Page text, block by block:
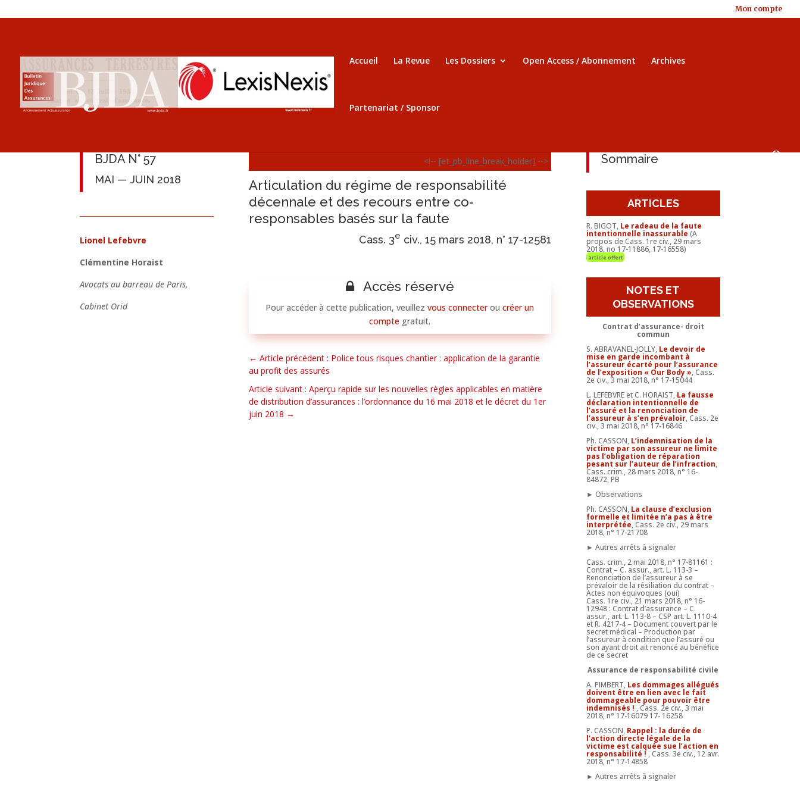
Mon compte
Accueil La Revue Les Dossiers Open Access / Abonnement Archives
Partenariat / Sponsor
BJDA N° 57
MAI — JUIN 2018
Lionel Lefebvre
Clémentine Horaist
Avocats au barreau de Paris,
Cabinet Orid
<!-- [et_pb_line_break_holder] -->
Articulation du régime de responsabilité
décennale et des recours entre co-
responsables basés sur la faute
Cass. 3e civ., 15 mars 2018, n° 17-12581
Accès réservé
Pour accéder à cette publication, veuillezvous connecteroucréer un
compte gratuit.
← Article précédent : Police tous risques chantier : application de la garantie
au profit des assurés
Article suivant : Aperçu rapide sur les nouvelles règles applicables en matière
de distribution d’assurances : l’ordonnance du 16 mai 2018 et le décret du 1er
juin 2018 →
Sommaire
ARTICLES
R. BIGOT, Le radeau de la faute
intentionnelle inassurable (A
propos de Cass. 1re civ., 29 mars
2018, no 17-11886, 17-16558)
article offert
NOTES ET
OBSERVATIONS
Contrat d’assurance- droit
commun
S. ABRAVANEL-JOLLY, Le devoir de
mise en garde incombant à
l’assureur écarté pour l’assurance
de l’exposition « Our Body », Cass.
2e civ., 3 mai 2018, n° 17-15044
L. LEFEBVRE et C. HORAIST, La fausse
déclaration intentionnelle de
l’assuré et la renonciation de
l’assureur à s’en prévaloir, Cass. 2e
civ., 3 mai 2018, n° 17-16846
Ph. CASSON, L’indemnisation de la
victime par son assureur ne limite
pas l’obligation de réparation
pesant sur l’auteur de l’infraction,
Cass. crim., 28 mars 2018, n° 16-
84872, PB
► Observations
Ph. CASSON, La clause d’exclusion
formelle et limitée n’a pas à être
interprétée, Cass. 2e civ., 29 mars
2018, n° 17-21708
► Autres arrêts à signaler
Cass. crim., 2 mai 2018, n° 17-81161 :
Contrat – C. assur., art. L. 113-3 –
Renonciation de l’assureur à se
prévaloir de la résiliation du contrat –
Actes non équivoques (oui)
Cass. 1re civ., 21 mars 2018, n° 16-
12948 : Contrat d’assurance – C.
assur., art. L. 113-8 – CSP art. L. 1110-4
et R. 4217-4 – Document couvert par le
secret médical – Production par
l’assureur à condition que l’assuré ou
son ayant droit ait renoncé au bénéfice
de ce secret
Assurance de responsabilité civile
A. PIMBERT, Les dommages allégués
doivent être en lien avec le fait
dommageable pour pouvoir être
indemnisés ! , Cass. 2e civ., 3 mai
2018, n° 17-16079 17- 16258
P. CASSON, Rappel : la durée de
l’action directe légale de la
victime est calquée sue l’action en
responsabilité ! , Cass. 3e civ., 12 avr.
2018, n° 17-14858
► Autres arrêts à signaler